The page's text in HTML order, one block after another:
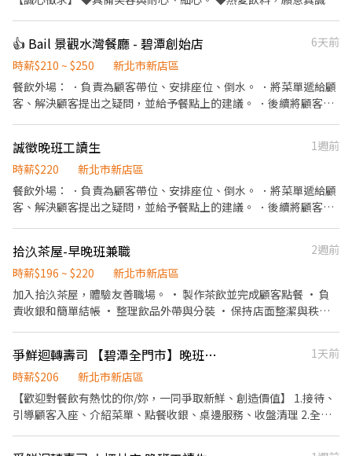
遲到。 【排班方式】 每週排班一次，彈性排班每日4~8小時 一週上
班至少三至四天。 #須配合平假日輪休,週休六日勿應徵！！ #長期
兼職，依工作表現給予調薪！ 歡迎對飲料店有興趣的人加入！ 如有
機車駕照可外送，另有津貼 需配合餐飲人員從業體檢以及辦理銀行
力。
👍 Bail 景觀水灣餐廳 - 碧潭創始店
6天前
時薪$210 ~ $250
新北市新店區
餐飲外場： ．負責為顧客帶位、安排座位、倒水。 ．將菜單遞給顧
客、解決顧客提出之疑問，並給予餐點上的建議。 ．後續將顧客點
負責結帳、收銀等工作。 餐飲內場： ．擔任廚師的助手，處理烹飪
前與烹飪中之準備工作與其他餐廳相關事務。 ．負責洗、剝、削、
切各種食材。 ．負責清理工作環境、設備和餐具。 ．準備不同餐點
所需要的食材。 ．協助測量食材的容量與重量。 ．負責擺盤、打包
誠徵晚班工讀生
1週前
時薪$220
新北市新店區
餐飲外場： ．負責為顧客帶位、安排座位、倒水。 ．將菜單遞給顧
客、解決顧客提出之疑問，並給予餐點上的建議。 ．後續將顧客點
負責結帳、收銀等工作。 餐飲內場： ．擔任廚師的助手，處理烹飪
前與烹飪中之準備工作與其他餐廳相關事務。 ．負責洗、剝、削、
切各種食材。 ．負責清理工作環境、設備和餐具。 ．準備不同餐點
所需要的食材。 ．協助測量食材的容量與重量。 ．負責擺盤、打包
拾汣茶屋-早晚班兼職
2週前
時薪$196 ~ $220
新北市新店區
加入拾汣茶屋，體驗友善職場。 • 製作茶飲並完成顧客點餐 • 負
責收銀和簡單結帳 • 整理飲品外帶與分裝 • 保持店面整潔與秩序
爭鮮迴轉壽司 【碧潭全門市】晚班兼職打工 假日可上班 彈性排班
1天前
時薪$206
新北市新店區
【歡迎對餐飲有熱忱的你/妳，一同爭取新鮮、創造價值】 1.接待、
引導顧客入座、介紹菜單、點餐收銀、桌邊服務、收盤清理 2.全方